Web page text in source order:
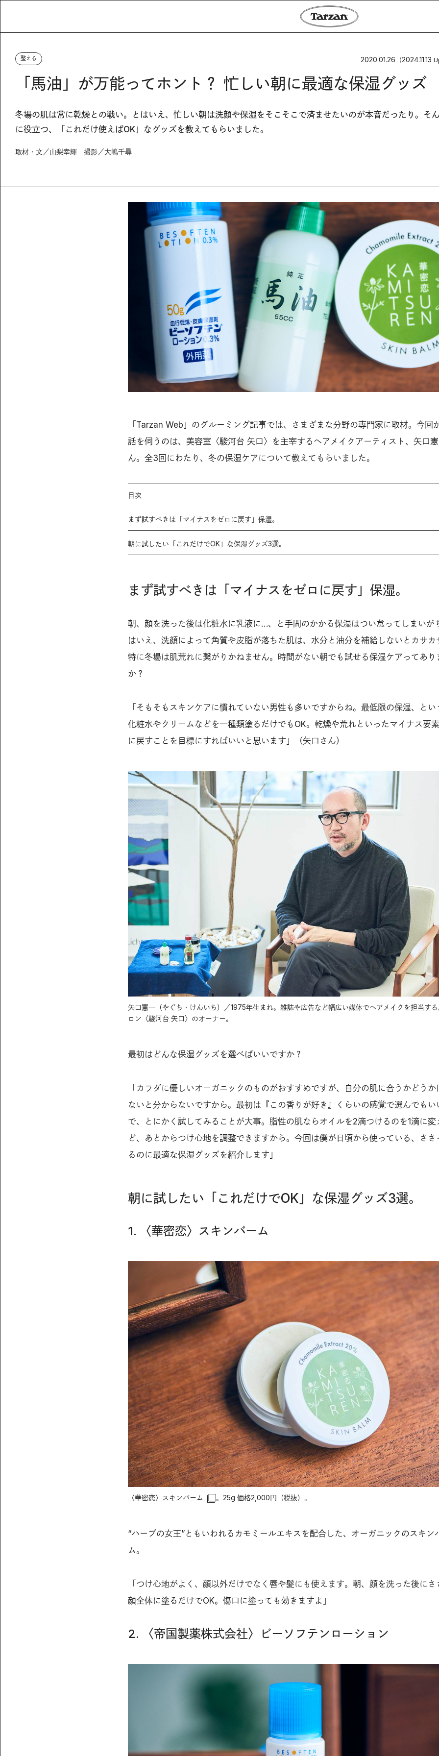
整える 2020.01.26 （2024.11.13
「馬油」が万能ってホント？ 忙しい朝に最適な保湿グッズ
冬場の肌は常に乾燥との戦い。とはいえ、忙しい朝は洗顔や保湿をそこそこで済ませたいのが本音だったり。そ
に役立つ、「これだけ使えばOK」なグッズを教えてもらいました。
取材・文／山梨幸輝 撮影／大嶋千尋
「Tarzan Web」のグルーミング記事では、さまざまな分野の専門家に取材。今回
話を伺うのは、美容室〈駿河台 矢口〉を主宰するヘアメイクアーティスト、矢口
ん。全3回にわたり、冬の保湿ケアについて教えてもらいました。
目次
まず試すべきは「マイナスをゼロに戻す」保湿。
朝に試したい「これだけでOK」な保湿グッズ3選。
まず試すべきは「マイナスをゼロに戻す」保湿。
朝、顔を洗った後は化粧水に乳液に…、と手間のかかる保湿はつい怠ってしまいが
はいえ、洗顔によって角質や皮脂が落ちた肌は、水分と油分を補給しないとカサカ
特に冬場は肌荒れに繋がりかねません。時間がない朝でも試せる保湿ケアってあり
か？
「そもそもスキンケアに慣れていない男性も多いですからね。最低限の保湿、とい
化粧水やクリームなどを一種類塗るだけでもOK。乾燥や荒れといったマイナス要
に戻すことを目標にすればいいと思います」（矢口さん）
矢口憲一（やぐち・けんいち）／1975年生まれ。雑誌や広告など幅広い媒体でヘアメイクを担当す
ロン〈駿河台 矢口〉のオーナー。
最初はどんな保湿グッズを選べばいいですか？
「カラダに優しいオーガニックのものがおすすめですが、自分の肌に合うかどうか
ないと分からないですから。最初は『この香りが好き』くらいの感覚で選んでもい
で、とにかく試してみることが大事。脂性の肌ならオイルを2滴つけるのを1滴に変
ど、あとからつけ心地を調整できますから。今回は僕が日頃から使っている、ささ
るのに最適な保湿グッズを紹介します」
朝に試したい「これだけでOK」な保湿グッズ3選。
1. 〈華密恋〉スキンバーム
〈華密恋〉スキンバーム 。25g 価格2,000円（税抜）。
“ハーブの女王”ともいわれるカモミールエキスを配合した、オーガニックのスキン
ム。
「つけ心地がよく、顔以外だけでなく唇や髪にも使えます。朝、顔を洗った後にさ
顔全体に塗るだけでOK。傷口に塗っても効きますよ」
2. 〈帝国製薬株式会社〉ビーソフテンローション